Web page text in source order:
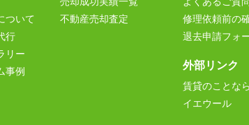
ついて
行
リー
事例
不動産売却査定
修理依頼前の
退去申請フォ
外部リンク
賃貸のことな
イエウール